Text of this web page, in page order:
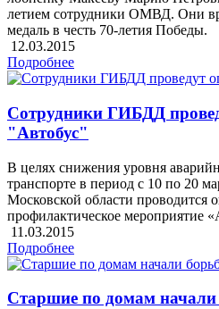
летием сотрудники ОМВД. Они
медаль в честь 70-летия Победы.
12.03.2015
Подробнее
Сотрудники ГИБДД
"Автобус"
В целях снижения уровня
транспорте в период с 10 по 20
Московской области проводится
профилактическое мероприятие
11.03.2015
Подробнее
Старшие по домам начали